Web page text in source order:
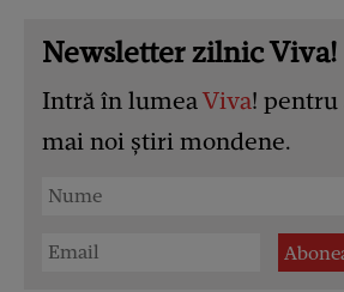
Newsletter zilnic Viva!
Intră în lumeaViva! pentru
mai noi știri mondene.